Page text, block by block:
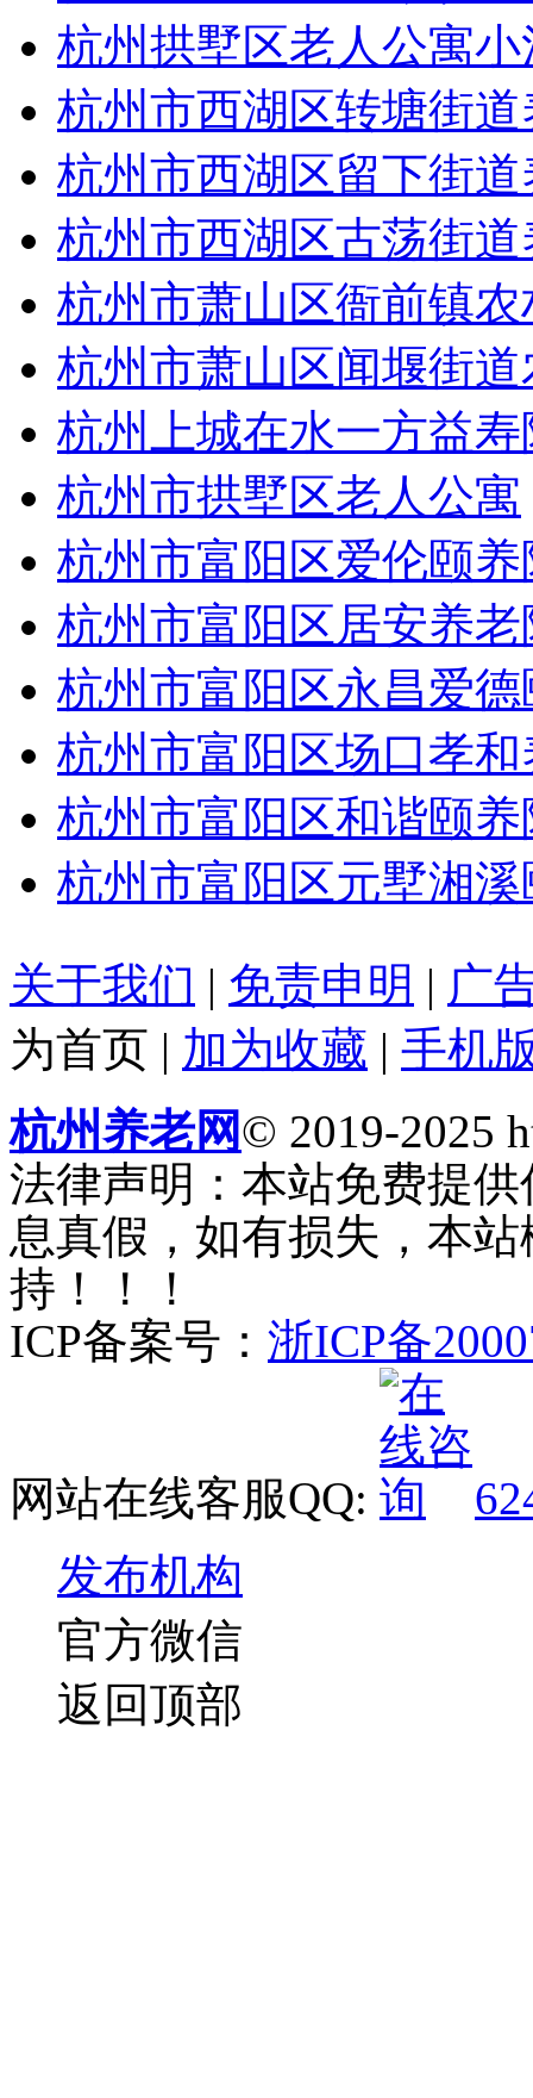
杭州拱墅区老人公寓小
杭州市西湖区转塘街
杭州市西湖区留下街
杭州市西湖区古荡街
杭州市萧山区衙前镇
杭州市萧山区闻堰街
杭州上城在水一方益寿
杭州市拱墅区老人公寓
杭州市富阳区爱伦颐养
杭州市富阳区居安养老
杭州市富阳区永昌爱
杭州市富阳区场口孝
杭州市富阳区和谐颐养
杭州市富阳区元墅湘
关于我们 | 免责申明 | 广
为首页 | 加为收藏 | 手机
杭州养老网© 2019-2025
法律声明：本站免费提
息真假，如有损失，本
持！！！
ICP备案号： 浙ICP备
网站在线客服QQ:
发布机构
官方微信
返回顶部